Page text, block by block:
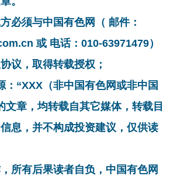
必须与中国有色网（ 邮件：
或 电话：010-63971479）
议，取得转载授权；
：“XXX（非中国有色网或非中国
文章，均转载自其它媒体，转载目
息，并不构成投资建议，仅供读
所有后果读者自负，中国有色网